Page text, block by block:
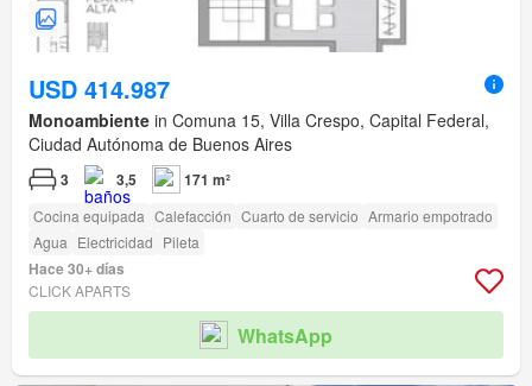
USD 414.987
Monoambiente in Comuna 15, Villa Crespo, Capital Federal,
Ciudad Autónoma de Buenos Aires
3 3,5 171 m²
Cocina equipada Calefacción Cuarto de servicio Armario empotrado
Agua Electricidad Pileta
Hace 30+ días
CLICK APARTS
WhatsApp